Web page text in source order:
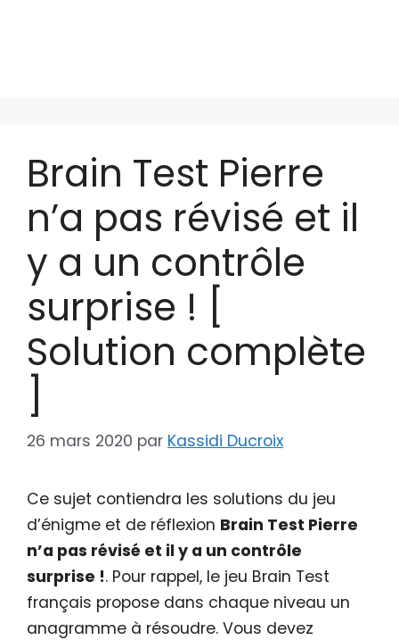
Brain Test Pierre
n’a pas révisé et il
y a un contrôle
surprise ! [
Solution complète
26 mars 2020 par Kassidi Ducroix
Ce sujet contiendra les solutions du jeu
d’énigme et de réflexion Brain Test Pierre
n’a pas révisé et il y a un contrôle
surprise !. Pour rappel, le jeu Brain Test
français propose dans chaque niveau un
anagramme à résoudre. Vous devez